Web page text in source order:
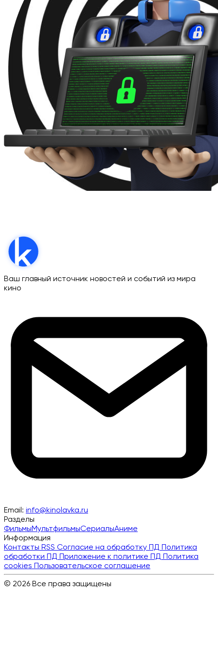
Ваш главный источник новостей и событий из мира
кино
Email: info@kinolavka.ru
Разделы
ФильмыМультфильмыСериалыАниме
Информация
Контакты RSS Согласие на обработку ПД Политика
обработки ПД Приложение к политике ПД Политика
cookies Пользовательское соглашение
© 2026 Все права защищены